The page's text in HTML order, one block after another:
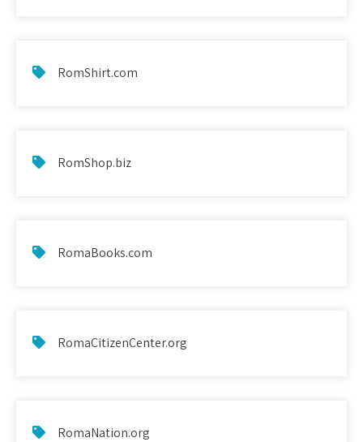
RomShirt.com
RomShop.biz
RomaBooks.com
RomaCitizenCenter.org
RomaNation.org